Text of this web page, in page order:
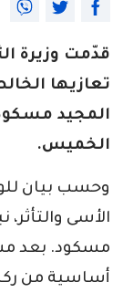
قدّمت وزيرة
تعازيها
المجيد
الخميس.
وحسب بيان
الأسى والتأثر،
مسكود. بعد
أساسية من